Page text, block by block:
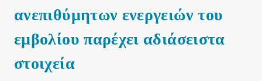
ανεπιθύμητων ενεργειών του
εμβολίου παρέχει αδιάσειστα
στοιχεία